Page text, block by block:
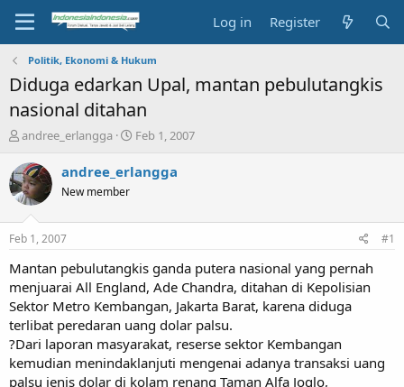
Log in Register
Politik, Ekonomi & Hukum
Diduga edarkan Upal, mantan pebulutangkis
nasional ditahan
T
r
e
a
s
t
a
t
e
r
andree_erlangga
S
a
e
Feb 1, 2007
andree_erlangga
New member
Feb 1, 2007 #1
Mantan pebulutangkis ganda putera nasional yang pernah
menjuarai All England, Ade Chandra, ditahan di Kepolisian
Sektor Metro Kembangan, Jakarta Barat, karena diduga
terlibat peredaran uang dolar palsu.
?Dari laporan masyarakat, reserse sektor Kembangan
kemudian menindaklanjuti mengenai adanya transaksi uang
palsu jenis dolar di kolam renang Taman Alfa Joglo,